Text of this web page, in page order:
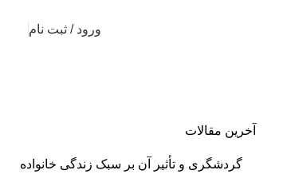
ورود / ثبت نام
آخرین مقالات
گردشگری و تأثیر آن بر سبک زندگی خانواده